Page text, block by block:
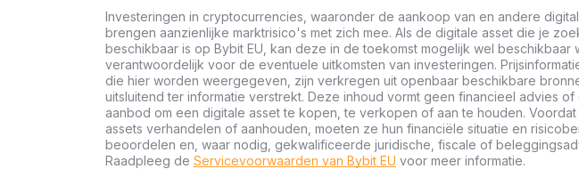
Investeringen in cryptocurrencies, waaronder de aankoop van en andere
brengen aanzienlijke marktrisico's met zich mee. Als de digitale asset die je
beschikbaar is op Bybit EU, kan deze in de toekomst mogelijk wel beschikbaar
verantwoordelijk voor de eventuele uitkomsten van investeringen.
die hier worden weergegeven, zijn verkregen uit openbaar beschikbare
uitsluitend ter informatie verstrekt. Deze inhoud vormt geen financieel advies
aanbod om een digitale asset te kopen, te verkopen of aan te houden.
assets verhandelen of aanhouden, moeten ze hun financiële situatie en
beoordelen en, waar nodig, gekwalificeerde juridische, fiscale of
Raadpleeg de Servicevoorwaarden van Bybit EU voor meer informatie.